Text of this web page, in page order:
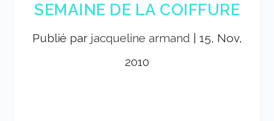
SEMAINE DE LA COIFFURE
Publié par jacqueline armand
15, Nov,
2010